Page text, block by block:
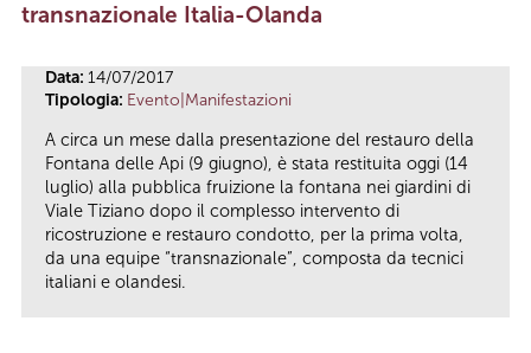
transnazionale Italia-Olanda
Data: 14/07/2017
Tipologia: Evento|Manifestazioni
A circa un mese dalla presentazione del restauro della
Fontana delle Api (9 giugno), è stata restituita oggi (14
luglio) alla pubblica fruizione la fontana nei giardini di
Viale Tiziano dopo il complesso intervento di
ricostruzione e restauro condotto, per la prima volta,
da una equipe “transnazionale”, composta da tecnici
italiani e olandesi.